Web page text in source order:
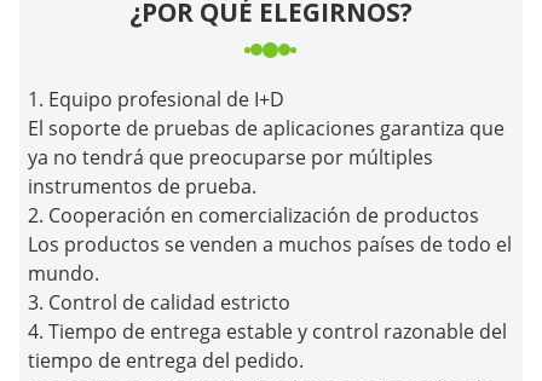
¿POR QUÉ ELEGIRNOS?
1. Equipo profesional de I+D
El soporte de pruebas de aplicaciones garantiza que
ya no tendrá que preocuparse por múltiples
instrumentos de prueba.
2. Cooperación en comercialización de productos
Los productos se venden a muchos países de todo el
mundo.
3. Control de calidad estricto
4. Tiempo de entrega estable y control razonable del
tiempo de entrega del pedido.